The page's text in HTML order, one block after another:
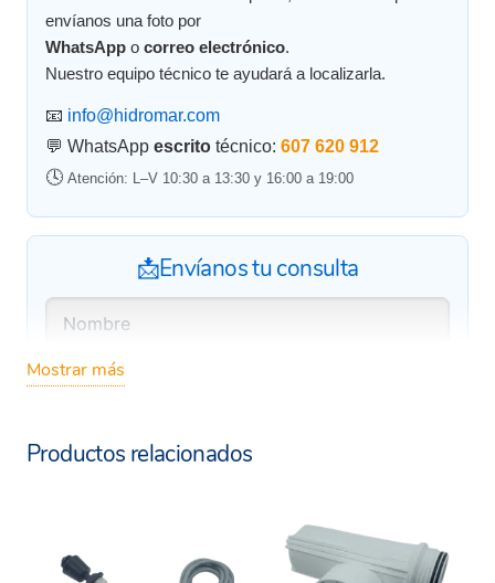
envíanos una foto por
WhatsApp o correo electrónico.
Nuestro equipo técnico te ayudará a localizarla.
📧 info@hidromar.com
💬 WhatsApp escrito técnico: 607 620 912
🕓 Atención: L–V 10:30 a 13:30 y 16:00 a 19:00
📩Envíanos tu consulta
Mostrar más
Productos relacionados